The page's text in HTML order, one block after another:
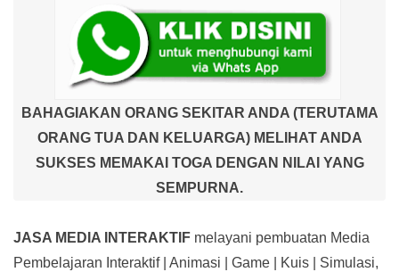
BAHAGIAKAN ORANG SEKITAR ANDA (TERUTAMA
ORANG TUA DAN KELUARGA) MELIHAT ANDA
SUKSES MEMAKAI TOGA DENGAN NILAI YANG
SEMPURNA.
JASA MEDIA INTERAKTIF melayani pembuatan Media
Pembelajaran Interaktif| Animasi | Game | Kuis | Simulasi,